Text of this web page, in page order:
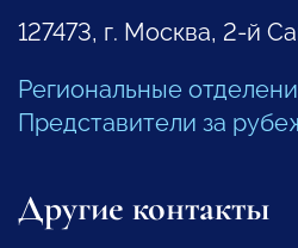
127473, г. Москва, 2-й
Региональные
Представители за
Другие контакты